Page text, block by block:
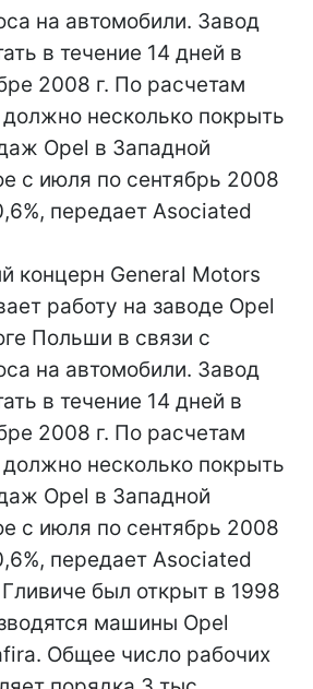
на автомобили. Завод
в течение 14 дней в
2008 г. По расчетам
должно несколько покрыть
Opel в Западной
с июля по сентябрь 2008
передает Asociated
концерн General Motors
работу на заводе Opel
Польши в связи с
на автомобили. Завод
в течение 14 дней в
2008 г. По расчетам
должно несколько покрыть
Opel в Западной
с июля по сентябрь 2008
передает Asociated
был открыт в 1998
машины Opel
Общее число рабочих